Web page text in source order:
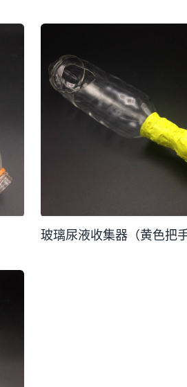
玻璃尿液收集器（黄色把